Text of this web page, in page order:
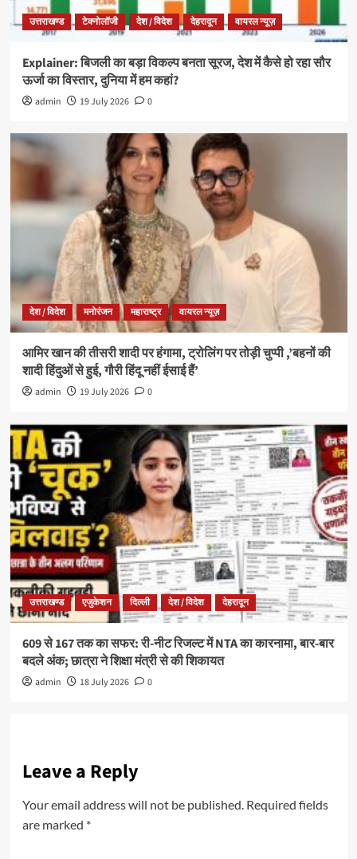
उत्तराखण्ड टेक्नोलॉजी देश / विदेश देहरादून वायरल न्यूज़
Explainer: बिजली का बड़ा विकल्प बनता सूरज, देश में कैसे हो रहा सौर
ऊर्जा का विस्तार, दुनिया में हम कहां?
admin 19 July 2026 0
देश / विदेश मनोरंजन महाराष्ट्र वायरल न्यूज़
आमिर खान की तीसरी शादी पर हंगामा, ट्रोलिंग पर तोड़ी चुप्पी ,’बहनों की
शादी हिंदुओं से हुई, गौरी हिंदू नहीं ईसाई हैं’
admin 19 July 2026 0
उत्तराखण्ड एजुकेशन दिल्ली देश / विदेश देहरादून
609 से 167 तक का सफर: री-नीट रिजल्ट में NTA का कारनामा, बार-बार
बदले अंक; छात्रा ने शिक्षा मंत्री से की शिकायत
admin 18 July 2026 0
Leave a Reply
Your email address will not be published. Required fields
are marked *